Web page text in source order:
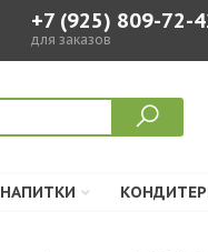
+7 (925) 809-72-
для заказов
НАПИТКИ